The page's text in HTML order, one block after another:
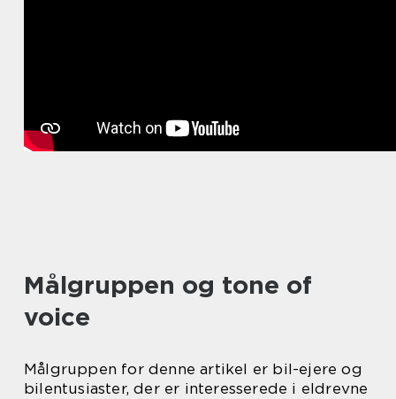
Målgruppen og tone of
voice
Målgruppen for denne artikel er bil-ejere og
bilentusiaster, der er interesserede i eldrevne